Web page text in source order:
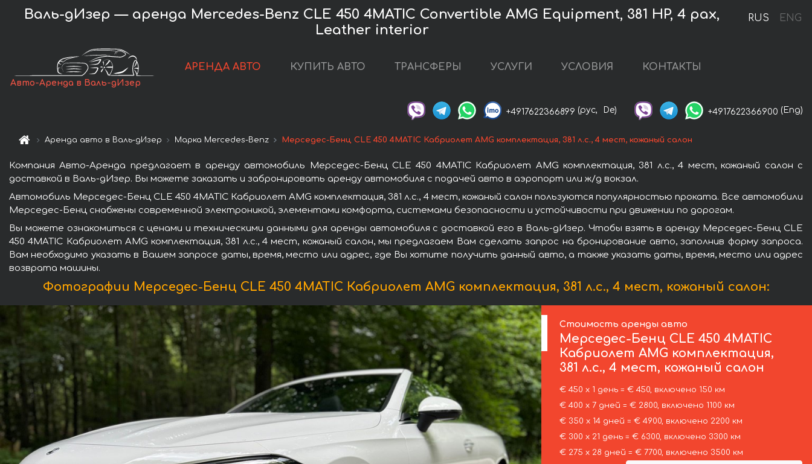
RUS ENG
Валь-дИзер — аренда Mercedes-Benz CLE 450 4MATIC Convertible AMG Equipment, 381 HP, 4 pax,
Leather interior
Авто-Аренда в Валь-дИзер
АРЕНДА АВТО КУПИТЬ АВТО ТРАНСФЕРЫ УСЛУГИ УСЛОВИЯ КОНТАКТЫ
+4917622366899 (рус, De) +4917622366900 (Eng)
Аренда авто в Валь-дИзер Марка Mercedes-Benz Мерседес-Бенц CLE 450 4MATIC Кабриолет AMG комплектация, 381 л.с., 4 мест, кожаный салон
Компания Авто-Аренда предлагает в аренду автомобиль Мерседес-Бенц CLE 450 4MATIC Кабриолет AMG комплектация, 381 л.с., 4 мест, кожаный салон с
доставкой в Валь-дИзер. Вы можете заказать и забронировать аренду автомобиля с подачей авто в аэропорт или ж/д вокзал.
Автомобиль Мерседес-Бенц CLE 450 4MATIC Кабриолет AMG комплектация, 381 л.с., 4 мест, кожаный салон пользуются популярностью проката. Все автомобили
Мерседес-Бенц снабжены современной электроникой, элементами комфорта, системами безопасности и устойчивости при движении по дорогам.
Вы можете ознакомиться с ценами и техническими данными для аренды автомобиля с доставкой его в Валь-дИзер. Чтобы взять в аренду Мерседес-Бенц CLE
450 4MATIC Кабриолет AMG комплектация, 381 л.с., 4 мест, кожаный салон, мы предлагаем Вам сделать запрос на бронирование авто, заполнив форму запроса.
Вам необходимо указать в Вашем запросе даты, время, место или адрес, где Вы хотите получить данный авто, а также указать даты, время, место или адрес
возврата машины.
Фотографии Мерседес-Бенц CLE 450 4MATIC Кабриолет AMG комплектация, 381 л.с., 4 мест, кожаный салон:
Стоимость аренды авто
Мерседес-Бенц CLE 450 4MATIC
Кабриолет AMG комплектация,
381 л.с., 4 мест, кожаный салон
€ 450 х 1 день = € 450, включено 150 км
€ 400 х 7 дней = € 2800, включено 1100 км
€ 350 х 14 дней = € 4900, включено 2200 км
€ 300 х 21 день = € 6300, включено 3300 км
€ 275 х 28 дней = € 7700, включено 3500 км